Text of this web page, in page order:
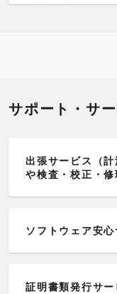
サポート・サ
出張サービス（
や検査・校正・修
ソフトウェア安心
証明書類発行サー